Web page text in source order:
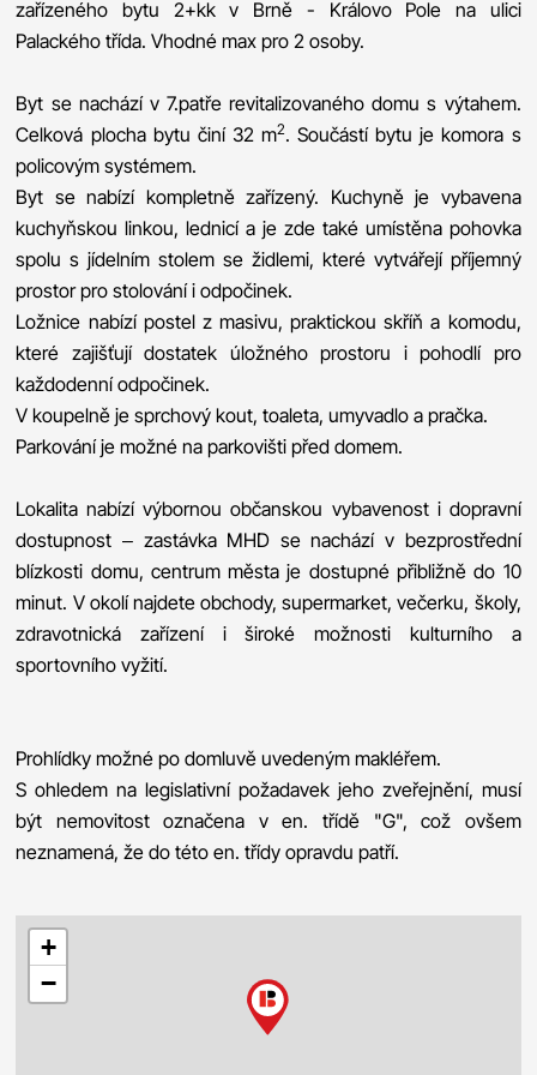
zařízeného bytu 2+kk v Brně - Královo Pole na ulici
Palackého třída. Vhodné max pro 2 osoby.
Byt se nachází v 7.patře revitalizovaného domu s výtahem.
Celková plocha bytu činí 32 m2. Součástí bytu je komora s
policovým systémem.
Byt se nabízí kompletně zařízený. Kuchyně je vybavena
kuchyňskou linkou, lednicí a je zde také umístěna pohovka
spolu s jídelním stolem se židlemi, které vytvářejí příjemný
prostor pro stolování i odpočinek.
Ložnice nabízí postel z masivu, praktickou skříň a komodu,
které zajišťují dostatek úložného prostoru i pohodlí pro
každodenní odpočinek.
V koupelně je sprchový kout, toaleta, umyvadlo a pračka.
Parkování je možné na parkovišti před domem.
Lokalita nabízí výbornou občanskou vybavenost i dopravní
dostupnost – zastávka MHD se nachází v bezprostřední
blízkosti domu, centrum města je dostupné přibližně do 10
minut. V okolí najdete obchody, supermarket, večerku, školy,
zdravotnická zařízení i široké možnosti kulturního a
sportovního vyžití.
Prohlídky možné po domluvě uvedeným makléřem.
S ohledem na legislativní požadavek jeho zveřejnění, musí
být nemovitost označena v en. třídě "G", což ovšem
neznamená, že do této en. třídy opravdu patří.
+
−